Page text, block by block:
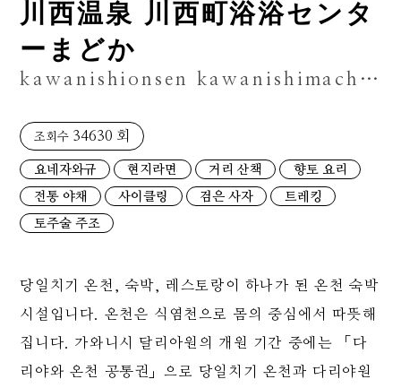
川西温泉 川西町浴浴センタ
ーまどか
kawanishionsen kawanishimachiyokuyokusentâmadoka
조회수 34630 회
요네자와규 현지라면 거리 산책
향토 요리
전통 야채
사이클링 검은 사자
트레킹
토주술 주조
당일치기 온천, 숙박, 레스토랑이 하나가 된 온천 숙박
시설입니다. 온천은 식염천으로 몸의 중심에서 따뜻해
집니다. 가와니시 달리아원의 개원 기간 중에는 「다
리야와 온천 공통권」으로 당일치기 온천과 다리야원